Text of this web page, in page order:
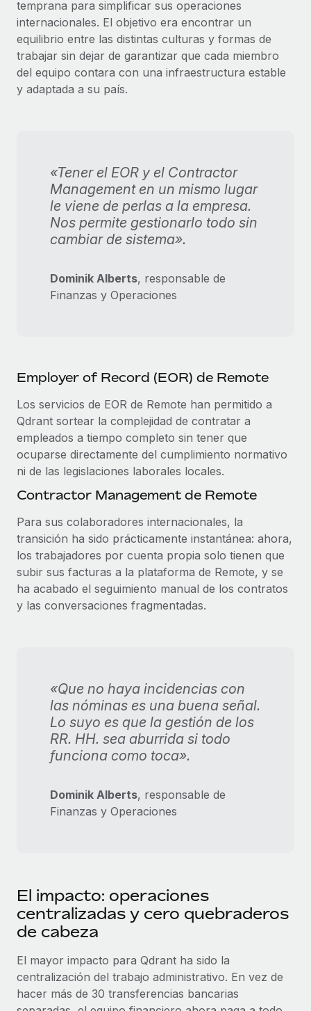
temprana para simplificar sus operaciones
internacionales. El objetivo era encontrar un
equilibrio entre las distintas culturas y formas de
trabajar sin dejar de garantizar que cada miembro
del equipo contara con una infraestructura estable
y adaptada a su país.
«Tener el EOR y el Contractor
Management en un mismo lugar
le viene de perlas a la empresa.
Nos permite gestionarlo todo sin
cambiar de sistema».
Dominik Alberts, responsable de
Finanzas y Operaciones
Employer of Record (EOR) de Remote
Los servicios de EOR de Remote han permitido a
Qdrant sortear la complejidad de contratar a
empleados a tiempo completo sin tener que
ocuparse directamente del cumplimiento normativo
ni de las legislaciones laborales locales.
Contractor Management de Remote
Para sus colaboradores internacionales, la
transición ha sido prácticamente instantánea: ahora,
los trabajadores por cuenta propia solo tienen que
subir sus facturas a la plataforma de Remote, y se
ha acabado el seguimiento manual de los contratos
y las conversaciones fragmentadas.
«Que no haya incidencias con
las nóminas es una buena señal.
Lo suyo es que la gestión de los
RR. HH. sea aburrida si todo
funciona como toca».
Dominik Alberts, responsable de
Finanzas y Operaciones
El impacto: operaciones
centralizadas y cero quebraderos
de cabeza
El mayor impacto para Qdrant ha sido la
centralización del trabajo administrativo. En vez de
hacer más de 30 transferencias bancarias